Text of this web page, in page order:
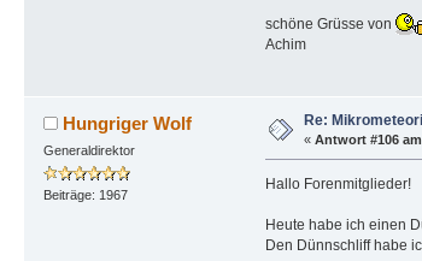
schöne Grüsse von
Achim
Hungriger Wolf
Generaldirektor
Beiträge: 1967
Re:
« Antwort #106
Hallo Forenmitglieder!
Heute habe ich einen
Den Dünnschliff habe